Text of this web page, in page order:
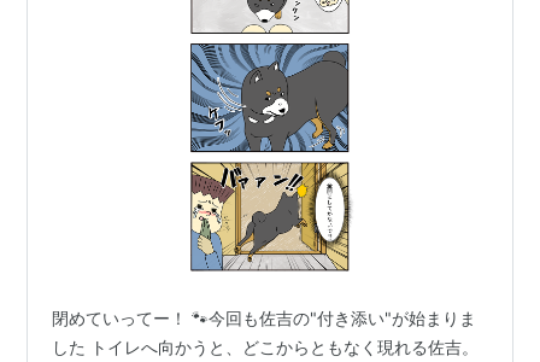
閉めていってー！ 🐾今回も佐吉の"付き添い"が始まりま
した トイレへ向かうと、どこからともなく現れる佐吉。